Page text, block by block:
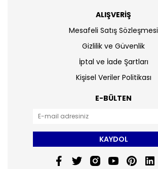
ALIŞVERİŞ
Mesafeli Satış Sözleşmesi
Gizlilik ve Güvenlik
İptal ve İade Şartları
Kişisel Veriler Politikası
E-BÜLTEN
KAYDOL